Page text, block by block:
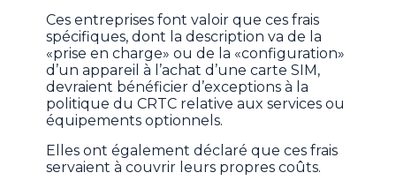
Ces entreprises font valoir que ces frais
spécifiques, dont la description va de la
«prise en charge» ou de la «configuration»
d’un appareil à l’achat d’une carte SIM,
devraient bénéficier d’exceptions à la
politique du CRTC relative aux services ou
équipements optionnels.
Elles ont également déclaré que ces frais
servaient à couvrir leurs propres coûts.